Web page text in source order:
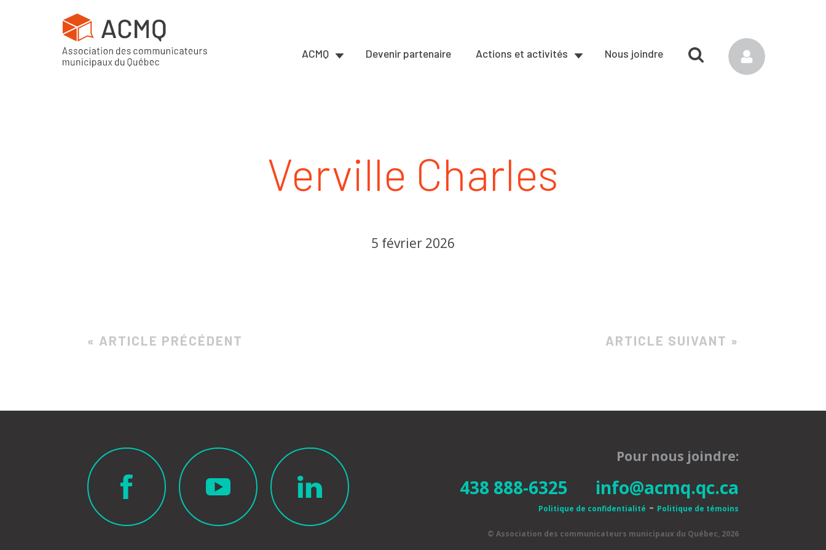
ACMQ Devenir partenaire Actions et activités Nous joindre
Verville Charles
5 février 2026
« ARTICLE PRÉCÉDENT ARTICLE SUIVANT »
Pour nous joindre:
438 888-6325 info@acmq.qc.ca
Politique de confidentialité - Politique de témoins
© Association des communicateurs municipaux du Québec, 2026